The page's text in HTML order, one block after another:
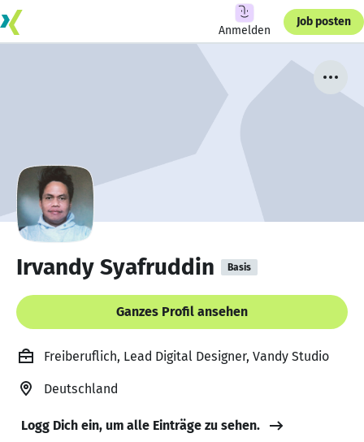
Anmelden
Job posten
Irvandy Syafruddin Basis
Ganzes Profil ansehen
Freiberuflich, Lead Digital Designer, Vandy Studio
Deutschland
Logg Dich ein, um alle Einträge zu sehen.